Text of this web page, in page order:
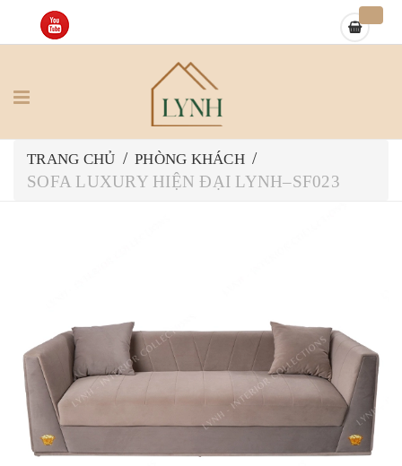
TRANG CHỦ / PHÒNG KHÁCH /
SOFA LUXURY HIỆN ĐẠI LYNH–SF023